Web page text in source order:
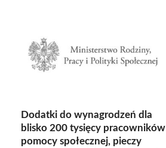
Dodatki do wynagrodzeń dla
blisko 200 tysięcy pracowników
pomocy społecznej, pieczy